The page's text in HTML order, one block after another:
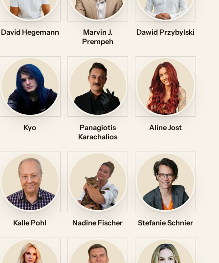
David Hegemann
Marvin J.
Prempeh
Dawid Przybylski
Kyo
Panagiotis
Karachalios
Aline Jost
Kalle Pohl Nadine Fischer Stefanie Schnier